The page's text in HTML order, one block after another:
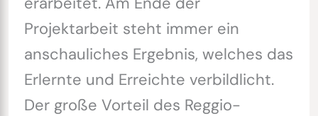
Projektarbeit steht immer ein
anschauliches Ergebnis, welches das
Erlernte und Erreichte verbildlicht.
Der große Vorteil des Reggio-